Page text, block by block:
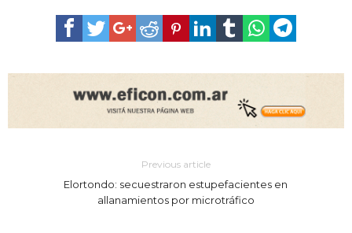
Previous article
Elortondo: secuestraron estupefacientes en
allanamientos por microtráfico